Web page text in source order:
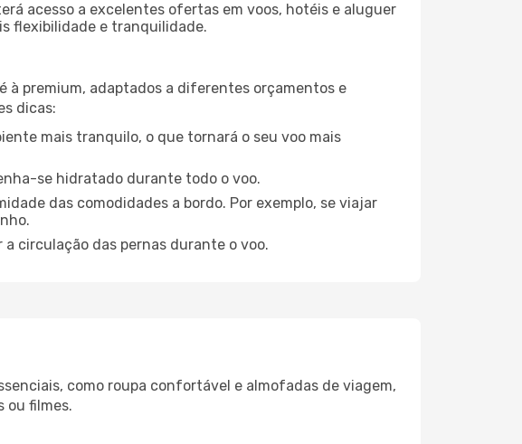
acesso a excelentes ofertas em voos, hotéis e aluguer
flexibilidade e tranquilidade.
à premium, adaptados a diferentes orçamentos e
dicas:
mais tranquilo, o que tornará o seu voo mais
se hidratado durante todo o voo.
das comodidades a bordo. Por exemplo, se viajar
circulação das pernas durante o voo.
como roupa confortável e almofadas de viagem,
ou filmes.